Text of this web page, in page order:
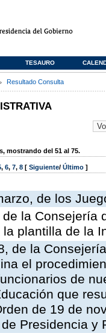
TESAURO
Resultado Consulta
mostrando del 51 al 75.
, 6, 7, 8 [ Siguiente/ Último ]
de los
la Consejería
plantilla de la
de la
el
de
que
de 19 de
Presidencia y